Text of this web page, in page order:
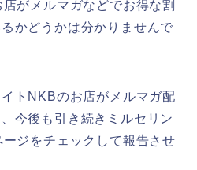
がメルマガなどでお得な割
かどうかは分かりませんで
トNKBのお店がメルマガ配
今後も引き続きミルセリン
ジをチェックして報告させ